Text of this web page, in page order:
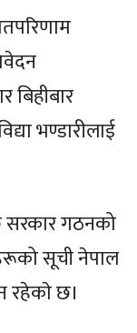
बिहीबार
भण्डारीलाई
सरकार गठनको
सूची नेपाल
रहेकाे छ।